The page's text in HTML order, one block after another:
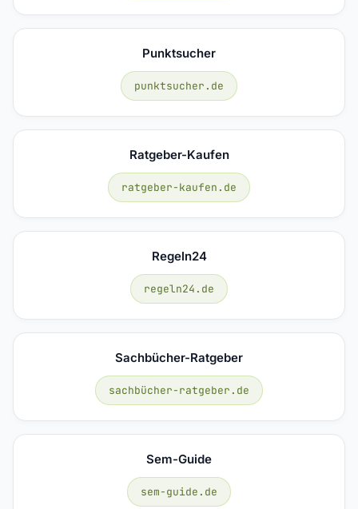
Punktsucher
punktsucher.de
Ratgeber-Kaufen
ratgeber-kaufen.de
Regeln24
regeln24.de
Sachbücher-Ratgeber
sachbücher-ratgeber.de
Sem-Guide
sem-guide.de